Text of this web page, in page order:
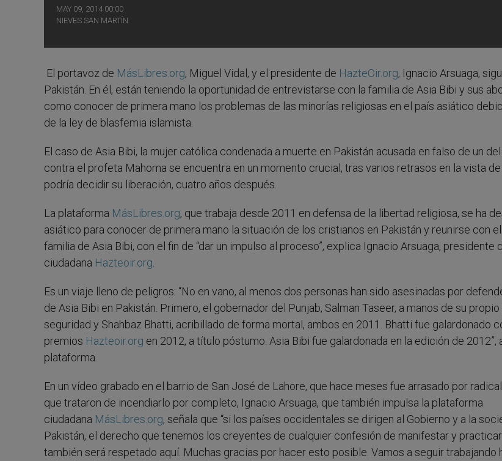
MAY 09, 2014 00:00
NIEVES SAN MARTÍN
El portavoz de MásLibres.org, Miguel Vidal, y el presidente de HazteOir.org, Ignacio Arsuaga,
Pakistán. En él, están teniendo la oportunidad de entrevistarse con la familia de Asia Bibi y sus
como conocer de primera mano los problemas de las minorías religiosas en el país asiático
de la ley de blasfemia islamista.
El caso de Asia Bibi, la mujer católica condenada a muerte en Pakistán acusada en falso de un
contra el profeta Mahoma se encuentra en un momento crucial, tras varios retrasos en la vista
podría decidir su liberación, cuatro años después.
La plataforma MásLibres.org, que trabaja desde 2011 en defensa de la libertad religiosa, se ha
asiático para conocer de primera mano la situación de los cristianos en Pakistán y reunirse con
familia de Asia Bibi, con el fin de “dar un impulso al proceso”, explica Ignacio Arsuaga, presidente
ciudadana Hazteoir.org
Es un viaje lleno de peligros: “No en vano, al menos dos personas han sido asesinadas por
de Asia Bibi en Pakistán. Primero, el gobernador del Punjab, Salman Taseer, a manos de su
seguridad y Shahbaz Bhatti, acribillado de forma mortal, ambos en 2011. Bhatti fue galardonado
premios Hazteoir.org en 2012, a título póstumo. Asia Bibi fue galardonada en la edición de 2012”,
plataforma.
En un vídeo grabado en el barrio de San José de Lahore, que hace meses fue arrasado por
que trataron de incendiarlo por completo, Ignacio Arsuaga, que también impulsa la plataforma
ciudadana MásLibres.org, señala que “si los países occidentales se dirigen al Gobierno y a la
Pakistán, el derecho que tenemos los creyentes de cualquier confesión de manifestar y
también será respetado aquí. Muchas gracias por hacer esto posible. Vamos a seguir trabajando